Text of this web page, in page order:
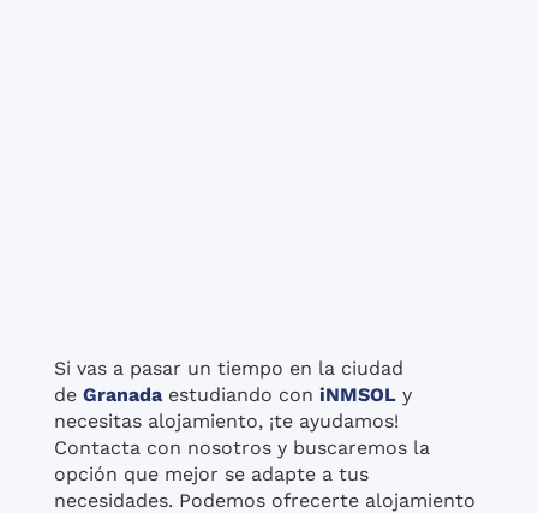
Si vas a pasar un tiempo en la ciudad
de Granada estudiando con iNMSOL y
necesitas alojamiento, ¡te ayudamos!
Contacta con nosotros y buscaremos la
opción que mejor se adapte a tus
necesidades. Podemos ofrecerte alojamiento